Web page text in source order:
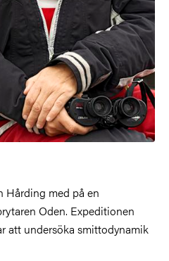
Hårding med på en
Oden. Expeditionen
att undersöka smittodynamik